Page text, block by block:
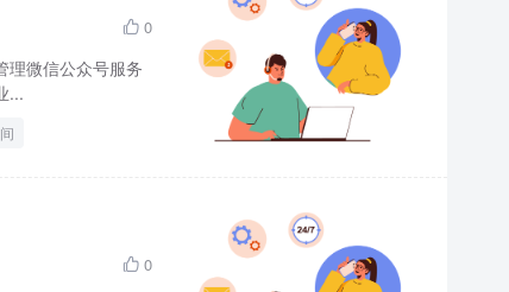
 0
理微信公众号服务
...
 0